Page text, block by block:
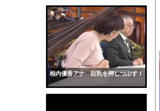
相内優香アナ 巨乳を押しつぶす！